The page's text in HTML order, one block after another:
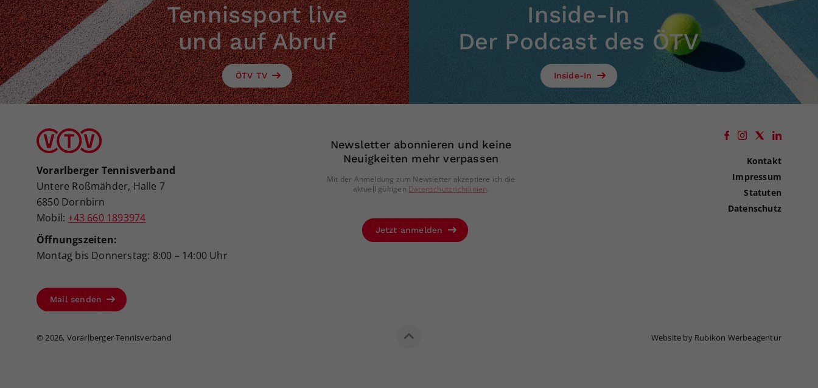
Tennissport live
und auf Abruf
ÖTV TV
Inside-In
Der Podcast des ÖTV
Inside-In
Vorarlberger Tennisverband
Untere Roßmähder, Halle 7
6850 Dornbirn
Mobil: +43 660 1893974
Öffnungszeiten:
Montag bis Donnerstag: 8:00 – 14:00 Uhr
Mail senden
Newsletter abonnieren und keine
Neuigkeiten mehr verpassen
Mit der Anmeldung zum Newsletter akzeptiere ich die
aktuell gültigen Datenschutzrichtlinien.
Jetzt anmelden
Kontakt
Impressum
Statuten
Datenschutz
©2026, Vorarlberger Tennisverband Website by Rubikon Werbeagentur